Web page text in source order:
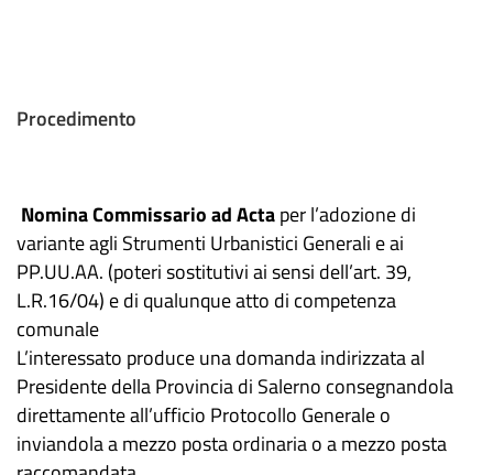
Procedimento
Nomina Commissario ad Actaper l’adozione di
variante agli Strumenti Urbanistici Generali e ai
PP.UU.AA. (poteri sostitutivi ai sensi dell’art. 39,
L.R.16/04) e di qualunque atto di competenza
comunale
L’interessato produce una domanda indirizzata al
Presidente della Provincia di Salerno consegnandola
direttamente all’ufficio Protocollo Generale o
inviandola a mezzo posta ordinaria o a mezzo posta